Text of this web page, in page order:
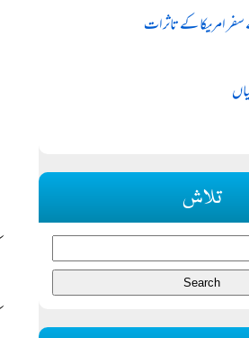
سفر امریکا کے تاثرات
تلاش